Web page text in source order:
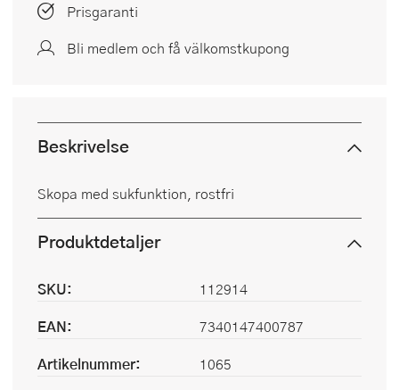
Prisgaranti
Bli medlem och få välkomstkupong
Beskrivelse
Skopa med sukfunktion, rostfri
Produktdetaljer
SKU:
112914
EAN:
7340147400787
Artikelnummer:
1065